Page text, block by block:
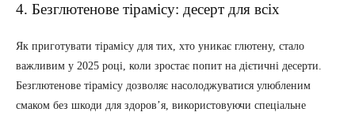
4. Безглютенове тірамісу: десерт для всіх
Як приготувати тірамісу для тих, хто уникає глютену, стало
важливим у 2025 році, коли зростає попит на дієтичні десерти.
Безглютенове тірамісу дозволяє насолоджуватися улюбленим
смаком без шкоди для здоров’я, використовуючи спеціальне